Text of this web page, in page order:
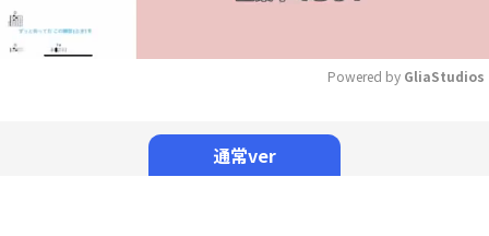
Powered by GliaStudios
通常ver